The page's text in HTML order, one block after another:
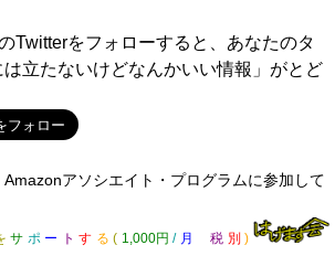
Twitterをフォローすると、あなたのタ
立たないけどなんかいい情報」がとど
アソシエイト・プログラムに参加して
サ ポ ー ト す る ( 1,000円 / 月 税 別 )